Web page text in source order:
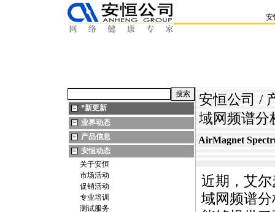
安
*新更新
业界动态
产品信息
安恒动态
关于安恒
市场活动
促销活动
专业培训
测试服务
安恒公司 /
域网频谱分
AirMagnet
近期，艾尔
域网频谱